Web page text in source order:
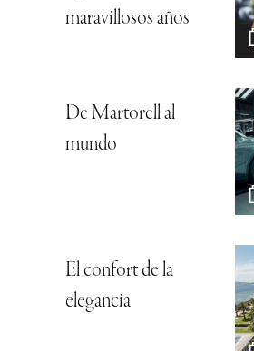
maravillosos años
De Martorell al
mundo
El confort de la
elegancia